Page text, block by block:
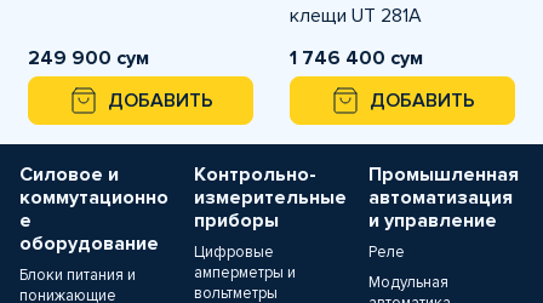
249 900 сум
ДОБАВИТЬ
клещи UT 281A
1 746 400 сум
ДОБАВИТЬ
Силовое и
коммутационно
е
оборудование
Блоки питания и
понижающие
Контрольно-
измерительные
приборы
Цифровые
амперметры и
вольтметры
Промышленная
автоматизация
и управление
Реле
Модульная